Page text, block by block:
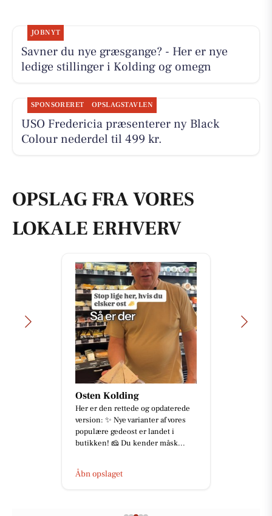
JOBNYT
Savner du nye græsgange? - Her er nye
ledige stillinger i Kolding og omegn
SPONSORERET OPSLAGSTAVLEN
USO Fredericia præsenterer ny Black
Colour nederdel til 499 kr.
OPSLAG FRA VORES
LOKALE ERHVERV
Osten Kolding
Her er den rettede og opdaterede
version: ✨ Nye varianter af vores
populære gedeost er landet i
butikken! 🧀 Du kender måsk...
Åbn opslaget